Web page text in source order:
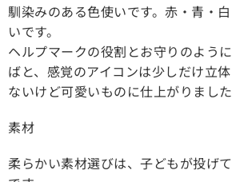
馴染みのある色使いです。赤・青・
いです。
ヘルプマークの役割とお守りのよう
ばと、感覚のアイコンは少しだけ立
ないけど可愛いものに仕上がりました
素材
柔らかい素材選びは、子どもが投げ